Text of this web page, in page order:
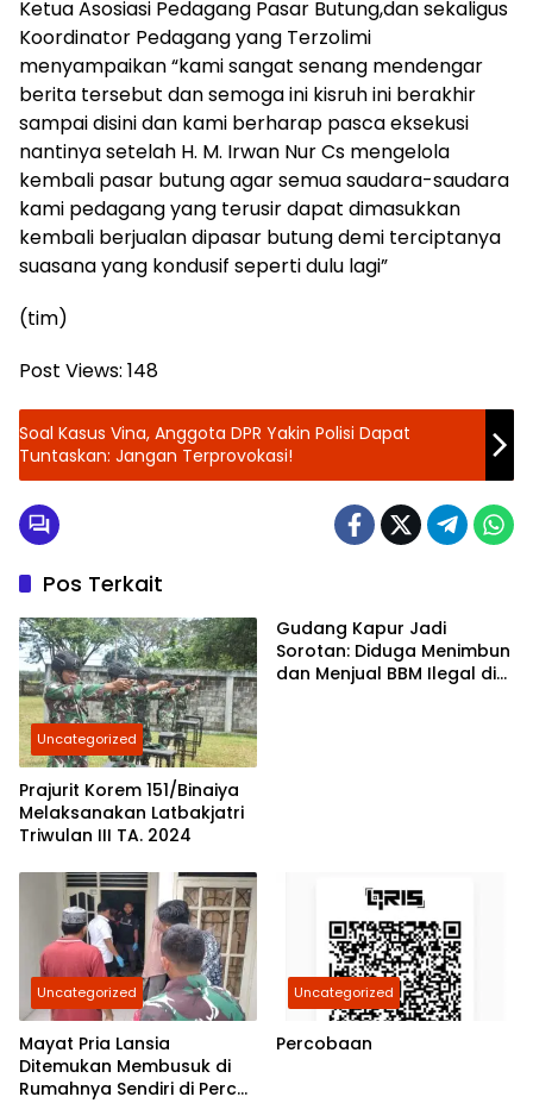
Ketua Asosiasi Pedagang Pasar Butung,dan sekaligus
Koordinator Pedagang yang Terzolimi
menyampaikan “kami sangat senang mendengar
berita tersebut dan semoga ini kisruh ini berakhir
sampai disini dan kami berharap pasca eksekusi
nantinya setelah H. M. Irwan Nur Cs mengelola
kembali pasar butung agar semua saudara-saudara
kami pedagang yang terusir dapat dimasukkan
kembali berjualan dipasar butung demi terciptanya
suasana yang kondusif seperti dulu lagi”
(tim)
Post Views: 148
Soal Kasus Vina, Anggota DPR Yakin Polisi Dapat
Tuntaskan: Jangan Terprovokasi!
Pos Terkait
Uncategorized
Prajurit Korem 151/Binaiya
Melaksanakan Latbakjatri
Triwulan III TA. 2024
Gudang Kapur Jadi
Sorotan: Diduga Menimbun
dan Menjual BBM Ilegal di
Uncategorized
Mayat Pria Lansia
Ditemukan Membusuk di
Rumahnya Sendiri di Percut
Uncategorized
Percobaan